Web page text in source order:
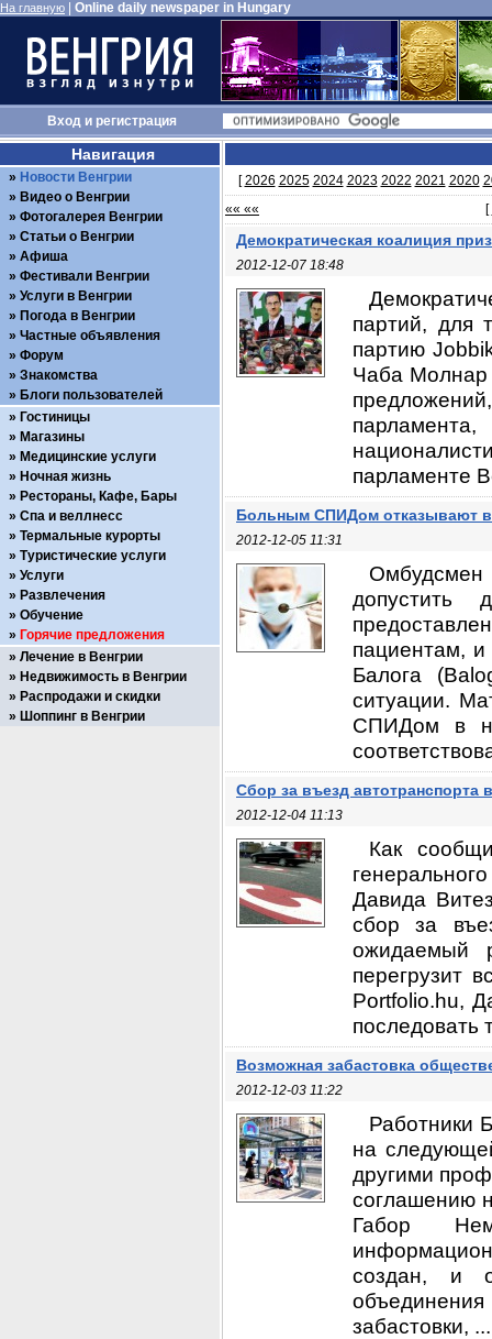
На главную Online daily newspaper in Hungary
Входи регистрация
[2026 2025 2024 2023 2022 2021 2020
«« ««
[
Демократическая коалиция
2012-12-07 18:48
партий, для
партию
Чаба Молнар
парламенте
Больным СПИДом отказывают
2012-12-05 11:31
допустить
пациентам, и
Балога
ситуации.
СПИДом в
Сбор за въезд автотранспорта
2012-12-04 11:13
Как
Давида
сбор за
ожидаемый
перегрузит
Portfolio.hu,
последовать
Возможная забастовка
2012-12-03 11:22
Работники
на
другими
соглашению
Габор
создан, и
забастовки, ...
Навигация
Новости Венгрии
Видео о Венгрии
Фотогалерея Венгрии
Статьи о Венгрии
Афиша
Фестивали Венгрии
Услуги в Венгрии
Погода в Венгрии
Частные объявления
Форум
Знакомства
Блоги пользователей
Гостиницы
Магазины
Медицинские услуги
Ночная жизнь
Рестораны, Кафе, Бары
Спа и веллнесс
Термальные курорты
Туристические услуги
Услуги
Развлечения
Обучение
Горячие предложения
Лечение в Венгрии
Недвижимость в Венгрии
Распродажи и скидки
Шоппинг в Венгрии